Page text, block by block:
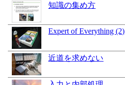
知識の集め方
Expert of Everything (2)
近道を求めない